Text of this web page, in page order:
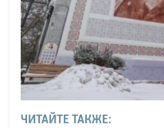
ЧИТАЙТЕ ТАКЖЕ: